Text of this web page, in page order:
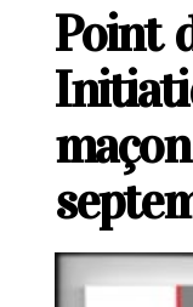
Point